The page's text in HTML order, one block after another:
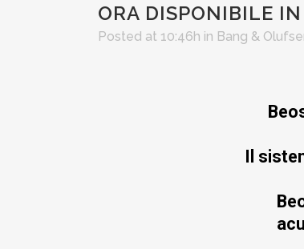
ORA DISPONIBILE
Posted at 10:46h in Bang &
Il